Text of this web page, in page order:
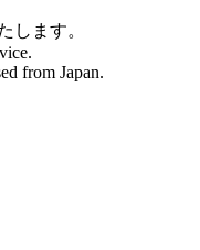
します。
from Japan.